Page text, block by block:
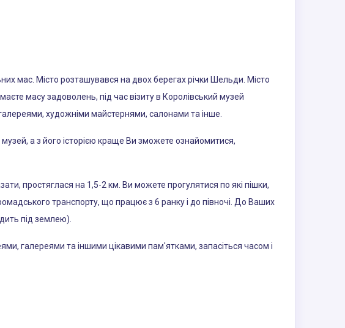
мас. Місто розташувався на двох берегах річки Шельди. Місто
масу задоволень, під час візиту в Королівський музей
художніми майстернями, салонами та інше.
а з його історією краще Ви зможете ознайомитися,
простяглася на 1,5-2 км. Ви можете прогулятися по які пішки,
транспорту, що працює з 6 ранку і до півночі. До Ваших
під землею).
галереями та іншими цікавими пам'ятками, запасіться часом і